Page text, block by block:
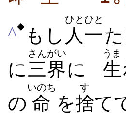
^◆ もし 人
ひと
一
ひと
に三界
さんがい
に 生
うま
の 命
いのち
を捨
す
て